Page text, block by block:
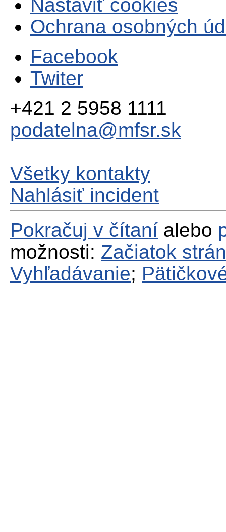
Nastaviť cookies
Ochrana osobných
Facebook
Twiter
+421 2 5958 1111
podatelna@mfsr.sk
Všetky kontakty
Nahlásiť incident
Pokračuj v čítaní alebo
možnosti: Začiatok
Vyhľadávanie;